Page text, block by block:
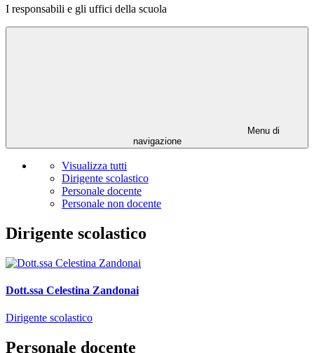
I responsabili e gli uffici della scuola
Menu di
navigazione
Visualizza tutti
Dirigente scolastico
Personale docente
Personale non docente
Dirigente scolastico
Dott.ssa Celestina Zandonai
Dirigente scolastico
Personale docente